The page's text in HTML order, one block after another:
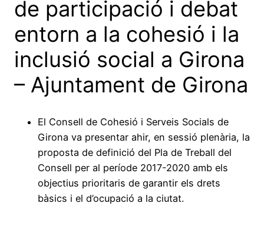
de participació i debat
entorn a la cohesió i la
inclusió social a Girona
– Ajuntament de Girona
El Consell de Cohesió i Serveis Socials de
Girona va presentar ahir, en sessió plenària, la
proposta de definició del Pla de Treball del
Consell per al període 2017-2020 amb els
objectius prioritaris de garantir els drets
bàsics i el d’ocupació a la ciutat.